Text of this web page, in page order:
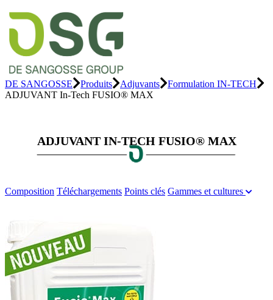
DE SANGOSSE Produits Adjuvants
Formulation IN-TECH
ADJUVANT In-Tech FUSIO® MAX
ADJUVANT IN-TECH FUSIO® MAX
Composition Téléchargements Points clés Gammes et cultures